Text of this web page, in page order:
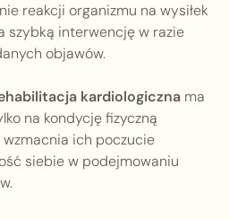
reakcji organizmu na wysiłek
szybką interwencję w razie
objawów.
kardiologiczna ma
na kondycję fizyczną
ich poczucie
siebie w podejmowaniu